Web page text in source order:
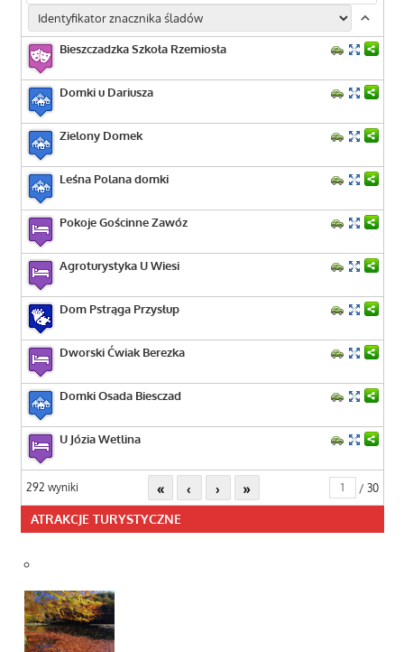
Bieszczadzka Szkoła Rzemiosła
Domki u Dariusza
Zielony Domek
Leśna Polana domki
Pokoje Gościnne Zawóz
Agroturystyka U Wiesi
Dom Pstrąga Przysłup
Dworski Ćwiak Berezka
Domki Osada Biesczad
U Józia Wetlina
292 wyniki « ‹ › » / 30
ATRAKCJE TURYSTYCZNE